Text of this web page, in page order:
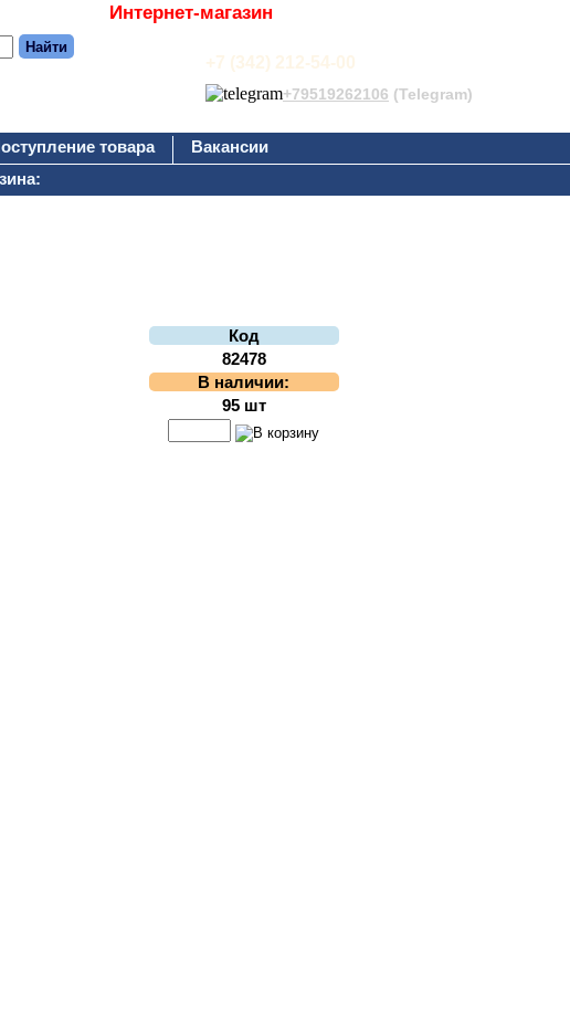
Интернет-магазин
+7 (342) 212-54-00
+79519262106 (Telegram)
товара
Вакансии
Код
82478
В наличии:
95 шт